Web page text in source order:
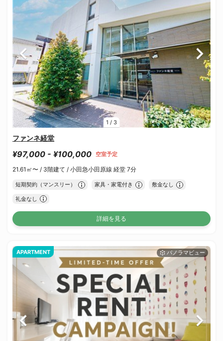
1 / 3
ファンネ経堂
¥97,000 - ¥100,000 空室予定
21.61㎡〜 / 3階建て / 小田急小田原線 経堂 7分
短期契約（マンスリー） 家具・家電付き 敷金なし
礼金なし
詳細を見る
APARTMENT